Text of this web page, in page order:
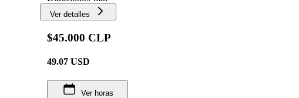
Ver detalles
$45.000 CLP
49.07 USD
Ver horas